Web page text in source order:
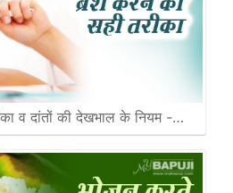
व दांतों की देखभाल के नियम -…